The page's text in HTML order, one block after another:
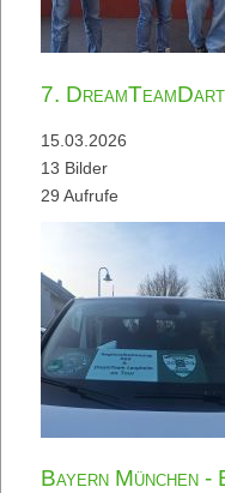
7.
15.03.2026
13 Bilder
29 Aufrufe
Bayern München